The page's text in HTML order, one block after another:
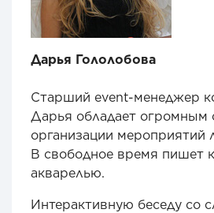
Дарья Гололобова
Старший event-менеджер
Дарья обладает огромным
организации мероприятий
В свободное время пишет
акварелью.
Интерактивную беседу со